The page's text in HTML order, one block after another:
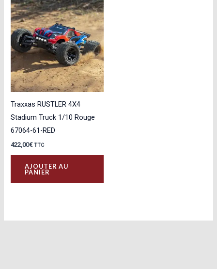
Traxxas RUSTLER 4X4
Stadium Truck 1/10 Rouge
67064-61-RED
422,00€ TTC
AJOUTER AU
PANIER